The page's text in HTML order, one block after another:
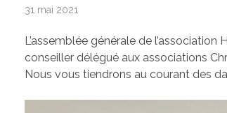
31 mai 2021
L’assemblée générale de
conseiller délégué aux associations
Nous vous tiendrons au courant des